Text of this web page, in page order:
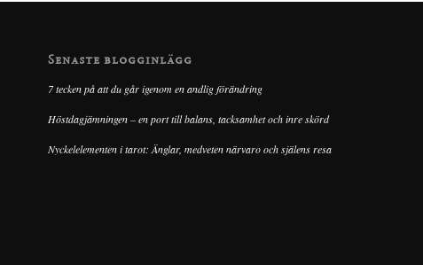
Senaste blogginlägg
7 tecken på att du går igenom en andlig förändring
Höstdagjämningen – en port till balans, tacksamhet och inre skörd
Nyckelelementen i tarot: Änglar, medveten närvaro och själens resa